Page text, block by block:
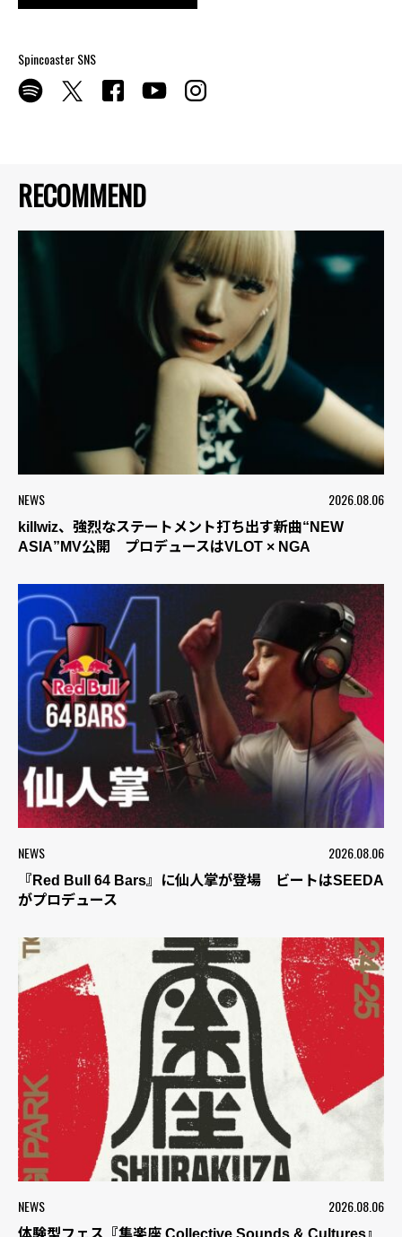
RECOMMEND
NEWS 2026.08.06
killwiz、強烈なステートメント打ち出す新曲“NEW
ASIA”MV公開 プロデュースはVLOT × NGA
NEWS 2026.08.06
『Red Bull 64 Bars』に仙人掌が登場 ビートはSEEDA
がプロデュース
NEWS 2026.08.06
体験型フェス『集楽座 Collective Sounds & Cultures』
Spincoaster SNS